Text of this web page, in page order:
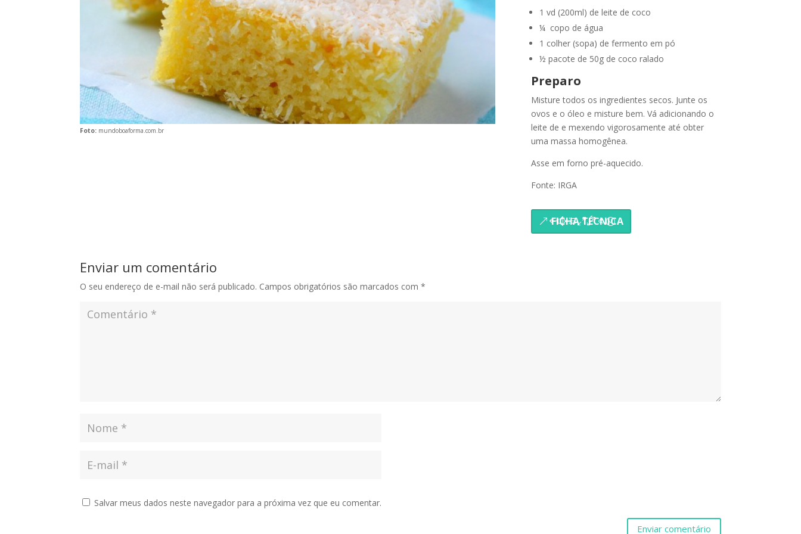
Foto: mundoboaforma.com.br
1 vd (200ml) de leite de coco
¼ copo de água
1 colher (sopa) de fermento em pó
½ pacote de 50g de coco ralado
Preparo
Misture todos os ingredientes secos. Junte os
ovos e o óleo e misture bem. Vá adicionando o
leite de e mexendo vigorosamente até obter
uma massa homogênea.
Asse em forno pré-aquecido.
Fonte: IRGA
FICHA TÉCNICA
Enviar um comentário
O seu endereço de e-mail não será publicado. Campos obrigatórios são marcados com*
Salvar meus dados neste navegador para a próxima vez que eu comentar.
Enviar comentário